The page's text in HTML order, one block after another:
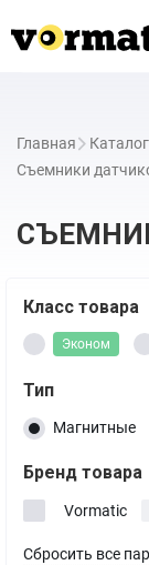
Главная Каталог
Съемники
Класс товара
Эконом
Тип
Магнитные
Бренд товара
Vormatic
Сбросить все